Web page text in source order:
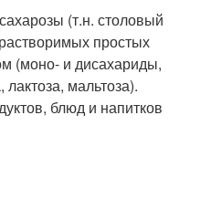
(т.н. столовый
простых
(моно- и дисахариды,
лактоза, мальтоза).
блюд и напитков